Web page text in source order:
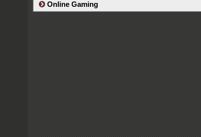
Online Gaming